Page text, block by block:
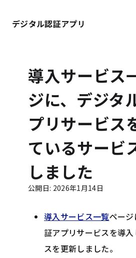
デジタル認証アプリ
導入サービス
ジに、デジタ
プリサービス
ているサービ
しました
公開日: 2026年1月14日
導入サービス一覧ペー
証アプリサービスを導
スを更新しました。